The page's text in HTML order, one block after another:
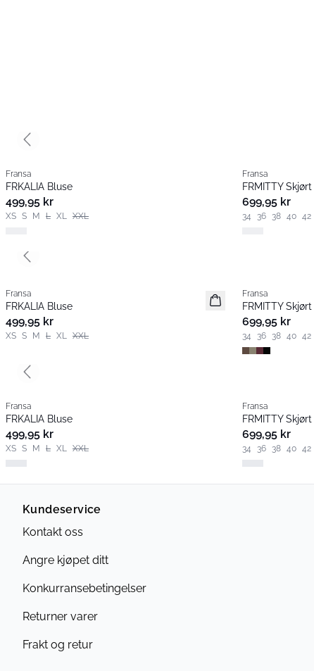
Nyhet
Fransa
FRKALIA Bluse
499,95 kr
XS S M L XL XXL
Nyhet
Fransa
FRMITTY Skjørt
699,95 kr
34 36 38 40 42
Previous slide
Nyhet
FRKALIA Bluse
499,95 kr
XS S M
Nyhet
FRMITTY Skjørt
699,95 kr
34 36 38
Previous slide
FRKALIA Bluse
499,95 kr
XS S M
FRMITTY Skjørt
699,95 kr
34 36 38
Previous slide
Kundeservice
Kontakt oss
Angre kjøpet ditt
Konkurransebetingelser
Returner varer
Frakt og retur